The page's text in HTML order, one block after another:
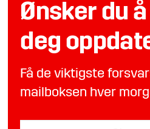
Ønsker du
deg
Få de viktigste
mailboksen hver